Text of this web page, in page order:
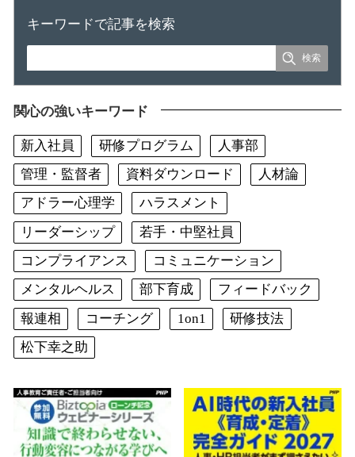
キーワードで記事を検索
関心の強いキーワード
新入社員 研修プログラム
人事部
管理・監督者
資料ダウンロード
人材論
アドラー心理学
ハラスメント
リーダーシップ
若手・中堅社員
コンプライアンス
コミュニケーション
メンタルヘルス
部下育成
フィードバック
報連相
コーチング 1on1
研修技法
松下幸之助